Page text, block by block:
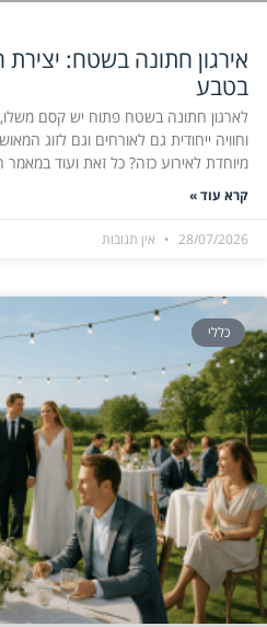
אירגון חתונה בשטח:
בטבע
לארגון חתונה בשטח פתוח יש קסם משלו,
וחוויה ייחודית גם לאורחים וגם לזוג
מיוחדת לאירוע כזה? כל זאת ועוד במאמר
קרא עוד »
28/07/2026 אין תגובות
כללי